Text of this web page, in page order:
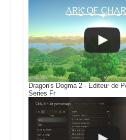
Dragon's Dogma 2 - Editeur de
Series Fr